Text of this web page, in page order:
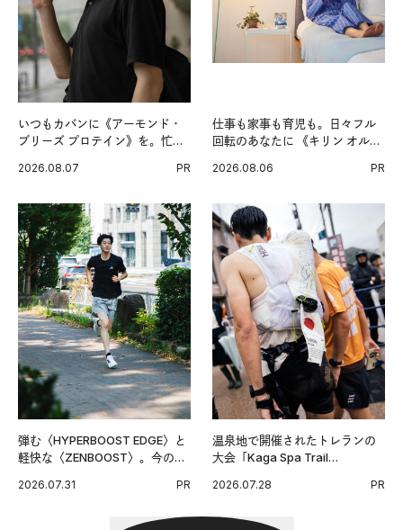
いつもカバンに《アーモンド・
ブリーズ プロテイン》を。忙し
グ習慣。
2026.08.07 PR
仕事も家事も育児も。日々フル
回転のあなたに 《キリン オルニ
2026.08.06 PR
弾む〈HYPERBOOST EDGE〉と
軽快な〈ZENBOOST〉。今の時
出した新機軸。
2026.07.31 PR
温泉地で開催されたトレランの
大会「Kaga Spa Trail
戦を夢見るランナーたちの奮闘
2026.07.28 PR